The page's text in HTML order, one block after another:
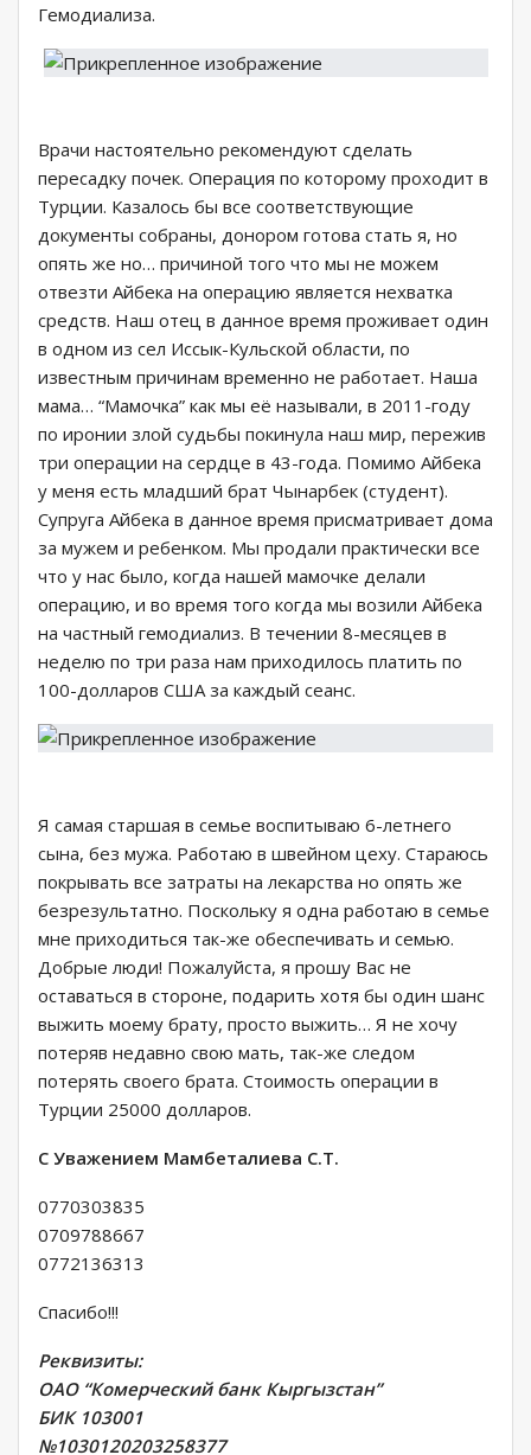
Гемодиализа.
Врачи настоятельно рекомендуют сделать
пересадку почек. Операция по которому проходит в
Турции. Казалось бы все соответствующие
документы собраны, донором готова стать я, но
опять же но… причиной того что мы не можем
отвезти Айбека на операцию является нехватка
средств. Наш отец в данное время проживает один
в одном из сел Иссык-Кульской области, по
известным причинам временно не работает. Наша
мама… “Мамочка” как мы её называли, в 2011-году
по иронии злой судьбы покинула наш мир, пережив
три операции на сердце в 43-года. Помимо Айбека
у меня есть младший брат Чынарбек (студент).
Супруга Айбека в данное время присматривает дома
за мужем и ребенком. Мы продали практически все
что у нас было, когда нашей мамочке делали
операцию, и во время того когда мы возили Айбека
на частный гемодиализ. В течении 8-месяцев в
неделю по три раза нам приходилось платить по
100-долларов США за каждый сеанс.
Я самая старшая в семье воспитываю 6-летнего
сына, без мужа. Работаю в швейном цеху. Стараюсь
покрывать все затраты на лекарства но опять же
безрезультатно. Поскольку я одна работаю в семье
мне приходиться так-же обеспечивать и семью.
Добрые люди! Пожалуйста, я прошу Вас не
оставаться в стороне, подарить хотя бы один шанс
выжить моему брату, просто выжить… Я не хочу
потеряв недавно свою мать, так-же следом
потерять своего брата. Стоимость операции в
Турции 25000 долларов.
С Уважением Мамбеталиева С.Т.
0770303835
0709788667
0772136313
Спасибо!!!
Реквизиты:
ОАО “Комерческий банк Кыргызстан”
БИК 103001
№1030120203258377